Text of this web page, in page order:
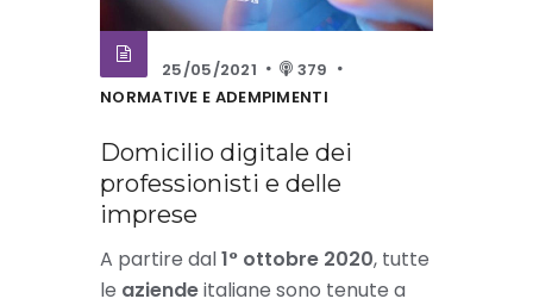
25/05/2021
379
NORMATIVE E ADEMPIMENTI
Domicilio digitale dei
professionisti e delle
imprese
A partire dal1° ottobre 2020, tutte
le aziendeitaliane sono tenute a